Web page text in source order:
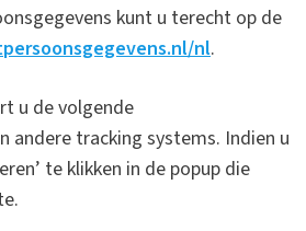
kunt u terecht op de
nl.
u de volgende
andere tracking systems. Indien u
te klikken in de popup die